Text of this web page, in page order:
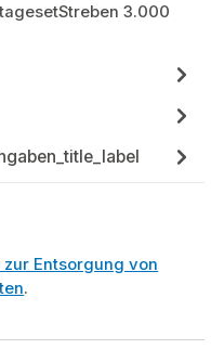
3.000
zur Entsorgung von
.